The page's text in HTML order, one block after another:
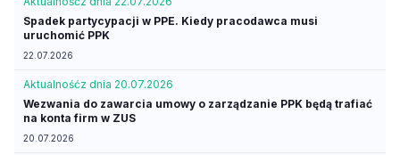
Spadek partycypacji w PPE. Kiedy pracodawca musi
uruchomić PPK
22.07.2026
Aktualnośćz dnia 20.07.2026
Wezwania do zawarcia umowy o zarządzanie PPK będą trafiać
na konta firm w ZUS
20.07.2026